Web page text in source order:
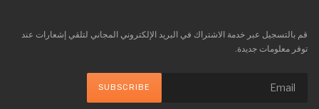
قم بالتسجيل عبر خدمة الاشتراك في البريد الإلكتروني المجاني لتلقي إشعارات عند
توفر معلومات جديدة.